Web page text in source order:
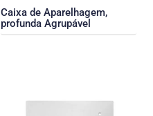
Caixa de Aparelhagem,
profunda Agrupável